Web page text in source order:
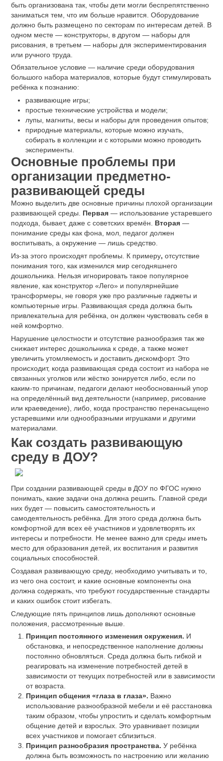
быть организована так, чтобы дети могли беспрепятственно
заниматься тем, что им больше нравится. Оборудование
должно быть размещено по секторам по интересам детей. В
одном месте — конструкторы, в другом — наборы для
рисования, в третьем — наборы для экспериментирования
или ручного труда.
Обязательное условие — наличие среди оборудования
большого набора материалов, которые будут стимулировать
ребёнка к познанию:
развивающие игры;
простые технические устройства и модели;
лупы, магниты, весы и наборы для проведения опытов;
природные материалы, которые можно изучать,
собирать в коллекции и с которыми можно проводить
эксперименты.
Основные проблемы при
организации предметно-
развивающей среды
Можно выделить две основные причины плохой организации
развивающей среды. Первая — использование устаревшего
подхода, бывает, даже с советских времён. Вторая —
понимание среды как фона, мол, педагог должен
воспитывать, а окружение — лишь средство.
Из-за этого происходят проблемы. К примеру, отсутствие
понимания того, как изменился мир сегодняшнего
дошкольника. Нельзя игнорировать такое популярное
явление, как конструктор «Лего» и популярнейшие
трансформеры, не говоря уже про различные гаджеты и
компьютерные игры. Развивающая среда должна быть
привлекательна для ребёнка, он должен чувствовать себя в
ней комфортно.
Нарушение целостности и отсутствие разнообразия так же
снижает интерес дошкольника к среде, а также может
увеличить утомляемость и доставить дискомфорт. Это
происходит, когда развивающая среда состоит из набора не
связанных уголков или жёстко зонируется либо, если по
каким-то причинам, педагоги делают необоснованный упор
на определённый вид деятельности (например, рисование
или краеведение), либо, когда пространство перенасыщено
устаревшими или однообразными игрушками и другими
материалами.
Как создать развивающую
среду в ДОУ?
При создании развивающей среды в ДОУ по ФГОС нужно
понимать, какие задачи она должна решить. Главной среди
них будет — повысить самостоятельность и
самодеятельность ребёнка. Для этого среда должна быть
комфортной для всех её участников и удовлетворять их
интересы и потребности. Не менее важно для среды иметь
место для образования детей, их воспитания и развития
социальных способностей.
Создавая развивающую среду, необходимо учитывать и то,
из чего она состоит, и какие основные компоненты она
должна содержать, что требуют государственные стандарты
и каких ошибок стоит избегать.
Следующие пять принципов лишь дополняют основные
положения, рассмотренные выше.
Принцип постоянного изменения окружения. И
обстановка, и непосредственное наполнение должны
постоянно обновляться. Среда должна быть гибкой и
реагировать на изменение потребностей детей в
зависимости от текущих потребностей или в зависимости
от возраста.
Принцип общения «глаза в глаза». Важно
использование разнообразной мебели и её расстановка
таким образом, чтобы упростить и сделать комфортным
общение детей и взрослых. Это уравнивает позиции
всех участников и помогает сблизиться.
Принцип разнообразия пространства.У ребёнка
должна быть возможность по настроению или желанию